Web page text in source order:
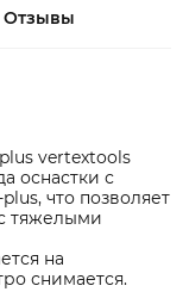
Отзывы
vertextools
оснастки с
что позволяет
тяжелыми
на
снимается.